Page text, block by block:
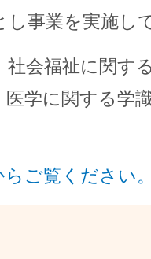
し事業を実施し
会福祉に関す
学に関する学
ご覧ください